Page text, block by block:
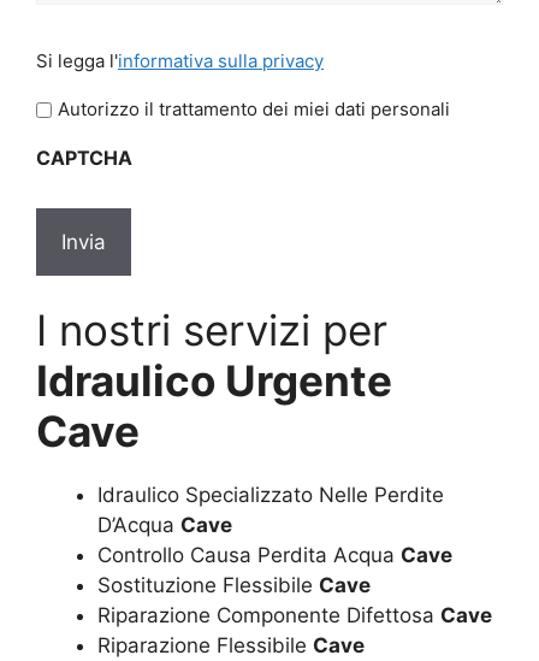
legga
l'informativa
privacy
Si legga l'informativa sulla privacy
Autorizzo il trattamento dei miei dati personali
CAPTCHA
I nostri servizi per
Idraulico Urgente
Cave
Idraulico Specializzato Nelle Perdite
D’Acqua Cave
Controllo Causa Perdita Acqua Cave
Sostituzione Flessibile Cave
Riparazione Componente Difettosa Cave
Riparazione Flessibile Cave